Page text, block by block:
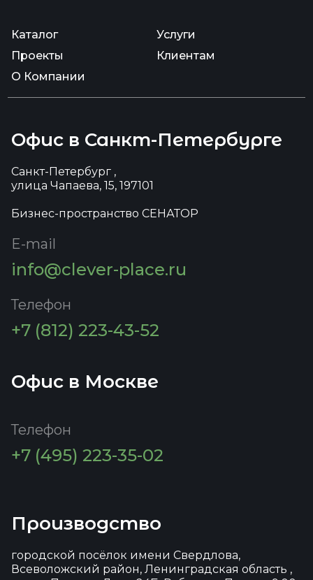
Каталог
Услуги
Проекты
Клиентам
О Компании
Офис в Санкт-Петербурге
Санкт-Петербург ,
улица Чапаева, 15, 197101
Бизнес-пространство СЕНАТОР
E-mail
info@clever-place.ru
Телефон
+7 (812) 223-43-52
Офис в Москве
Телефон
+7 (495) 223-35-02
Производство
городской посёлок имени Свердлова,
Всеволожский район, Ленинградская область ,